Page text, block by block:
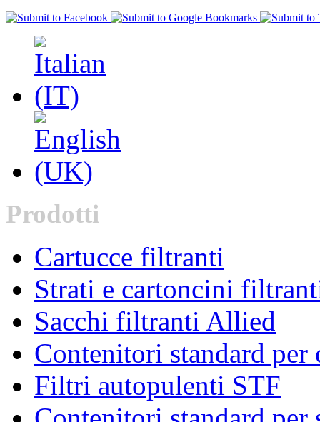
Prodotti
Cartucce filtranti
Strati e cartoncini
Sacchi filtranti Allied
Contenitori standard
Filtri autopulenti STF